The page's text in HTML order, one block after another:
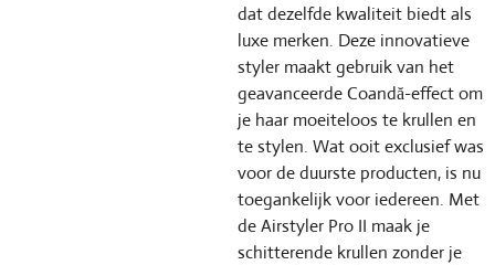
dat dezelfde kwaliteit biedt als
luxe merken. Deze innovatieve
styler maakt gebruik van het
geavanceerde Coandă-effect om
je haar moeiteloos te krullen en
te stylen. Wat ooit exclusief was
voor de duurste producten, is nu
toegankelijk voor iedereen. Met
de Airstyler Pro II maak je
schitterende krullen zonder je